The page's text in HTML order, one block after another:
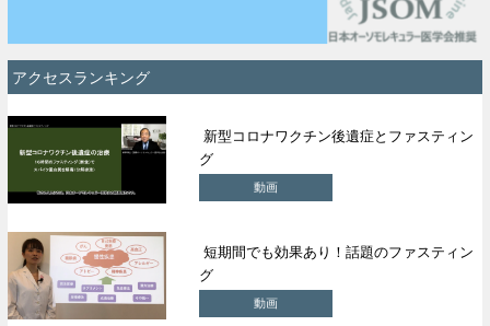
アクセスランキング
新型コロナワクチン後遺症とファスティン
グ
動画
短期間でも効果あり！話題のファスティン
グ
動画